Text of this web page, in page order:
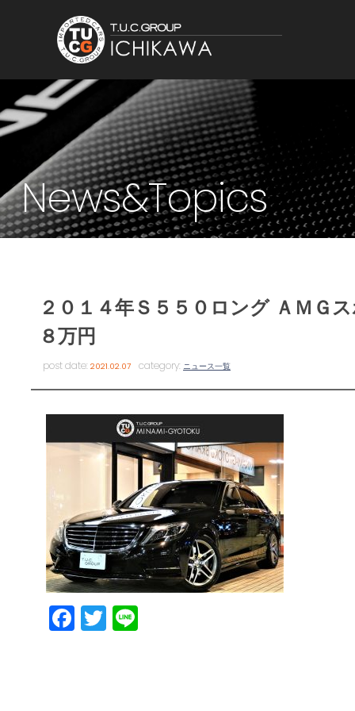
News&Topics
２０１４年Ｓ５５０ロング ＡＭ
８万円
post date:2021.02.07 category: ニュース一覧
Facebook
Twitter